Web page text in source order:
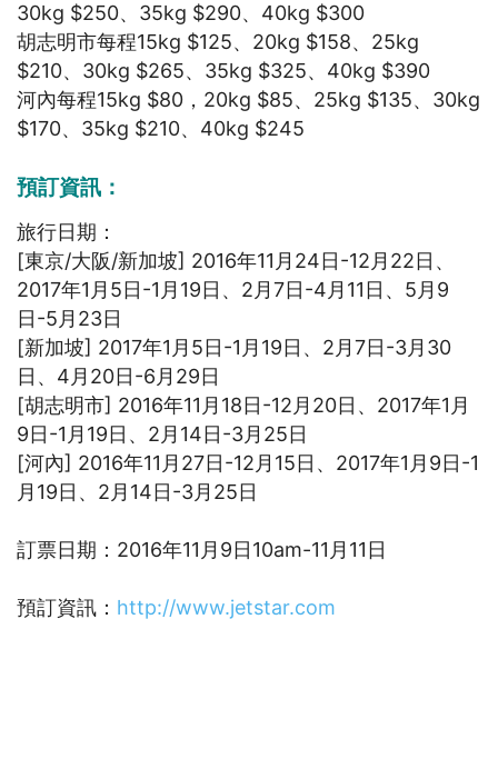
30kg $250、35kg $290、40kg $300
胡志明市每程15kg $125、20kg $158、25kg
$210、30kg $265、35kg $325、40kg $390
河內每程15kg $80，20kg $85、25kg $135、30kg
$170、35kg $210、40kg $245
預訂資訊：
旅行日期：
[東京/大阪/新加坡] 2016年11月24日-12月22日、
2017年1月5日-1月19日、2月7日-4月11日、5月9
日-5月23日
[新加坡] 2017年1月5日-1月19日、2月7日-3月30
日、4月20日-6月29日
[胡志明市] 2016年11月18日-12月20日、2017年1月
9日-1月19日、2月14日-3月25日
[河內] 2016年11月27日-12月15日、2017年1月9日-1
月19日、2月14日-3月25日
訂票日期：2016年11月9日10am-11月11日
預訂資訊： http://www.jetstar.com